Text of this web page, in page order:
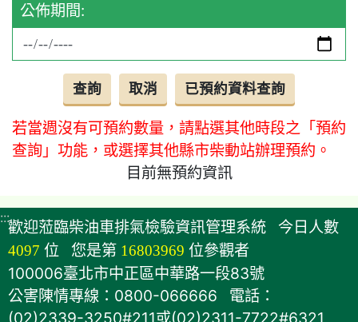
公佈期間:
若當週沒有可預約數量，請點選其他時段之「預約
查詢」功能，或選擇其他縣市柴動站辦理預約。
目前無預約資訊
:::歡迎蒞臨柴油車排氣檢驗資訊管理系統 今日人數
4097 位 您是第 16803969 位參觀者
100006臺北市中正區中華路一段83號
公害陳情專線：0800-066666 電話：